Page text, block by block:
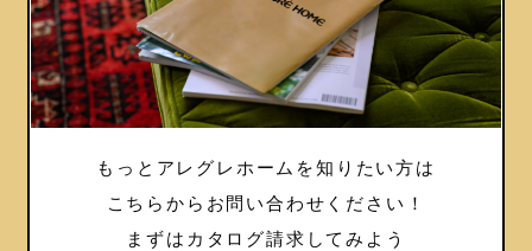
もっとアレグレホームを知りたい方は
こちらからお問い合わせください！
まずはカタログ請求してみよう